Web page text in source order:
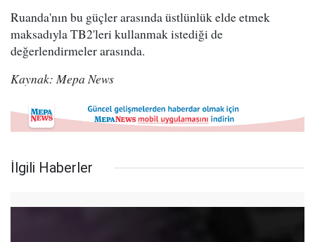
Ruanda'nın bu güçler arasında üstlünlük elde etmek
maksadıyla TB2'leri kullanmak istediği de
değerlendirmeler arasında.
Kaynak: Mepa News
İlgili Haberler